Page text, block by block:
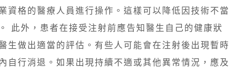
資格的醫療人員進行操作。這樣可以降低因技術不當
此外，患者在接受注射前應告知醫生自己的健康狀
生做出適當的評估。有些人可能會在注射後出現暫時
自行消退。如果出現持續不適或其他異常情況，應及